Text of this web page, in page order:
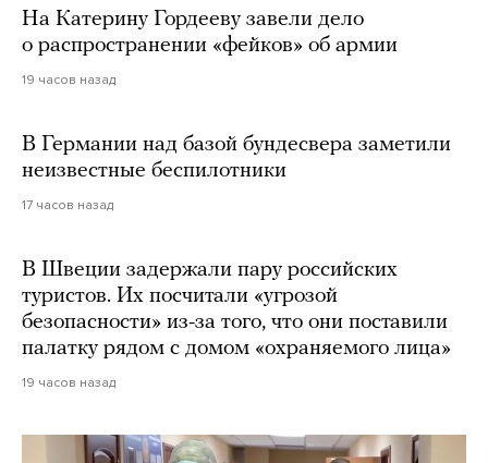
На Катерину Гордееву завели дело
о распространении «фейков» об армии
19 часов назад
В Германии над базой бундесвера заметили
неизвестные беспилотники
17 часов назад
В Швеции задержали пару российских
туристов. Их посчитали «угрозой
безопасности» из-за того, что они поставили
палатку рядом с домом «охраняемого лица»
19 часов назад